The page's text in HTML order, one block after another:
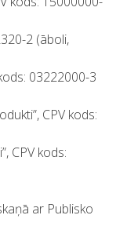
2 (āboli,
03222000-3
CPV kods:
CPV kods:
ar Publisko